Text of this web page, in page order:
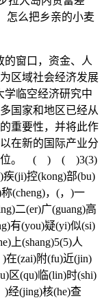
怎么把乡亲的小麦
窗口，资金、人
区域社会经济发展
学临空经济研究中
国家和地区已经从
重要性，并将此作
在新的国际产业分
地位。 ( ) ( )3(3)
疾(ji)控(kong)部(bu)
(cheng)，(，)一
二(er)广(guang)高
有(you)疑(yi)似(si)
上(shang)5(5)人
)在(zai)附(fu)近(jin)
区(qu)临(lin)时(shi)
)经(jing)核(he)查